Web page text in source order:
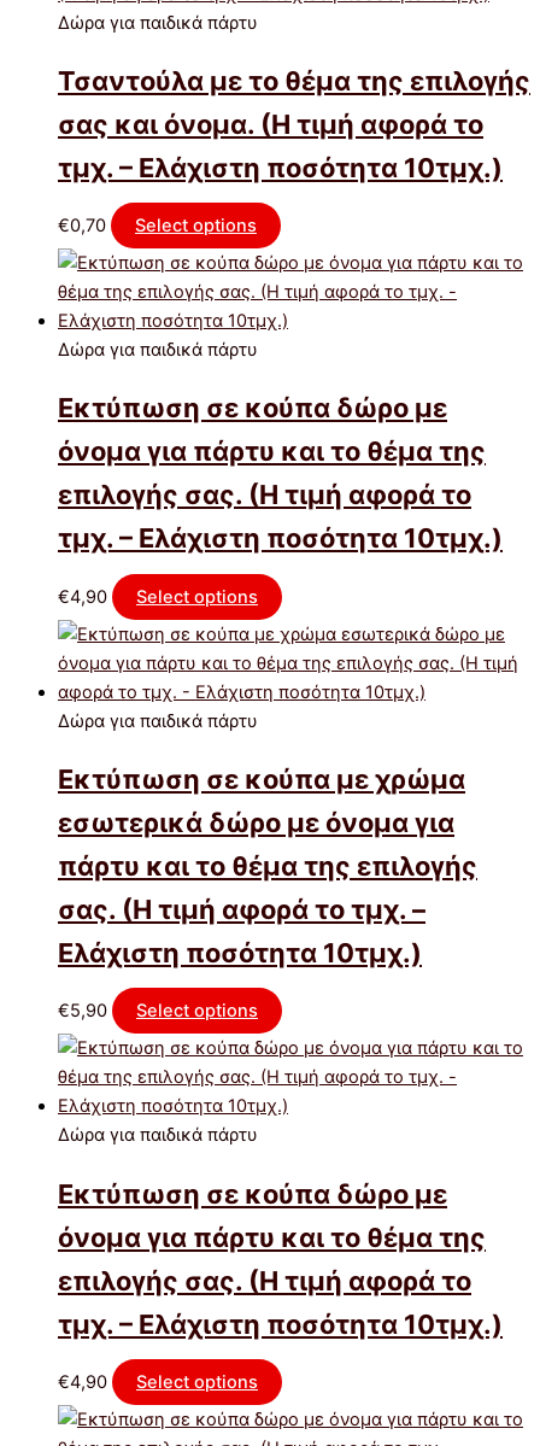
Δώρα για παιδικά πάρτυ
Τσαντούλα με το θέμα της επιλογής
σας και όνομα. (Η τιμή αφορά το
τμχ. – Ελάχιστη ποσότητα 10τμχ.)
€0,70 Select options
Δώρα για παιδικά πάρτυ
Εκτύπωση σε κούπα δώρο με
όνομα για πάρτυ και το θέμα της
επιλογής σας. (Η τιμή αφορά το
τμχ. – Ελάχιστη ποσότητα 10τμχ.)
€4,90 Select options
Δώρα για παιδικά πάρτυ
Εκτύπωση σε κούπα με χρώμα
εσωτερικά δώρο με όνομα για
πάρτυ και το θέμα της επιλογής
σας. (Η τιμή αφορά το τμχ. –
Ελάχιστη ποσότητα 10τμχ.)
€5,90 Select options
Δώρα για παιδικά πάρτυ
Εκτύπωση σε κούπα δώρο με
όνομα για πάρτυ και το θέμα της
επιλογής σας. (Η τιμή αφορά το
τμχ. – Ελάχιστη ποσότητα 10τμχ.)
€4,90 Select options